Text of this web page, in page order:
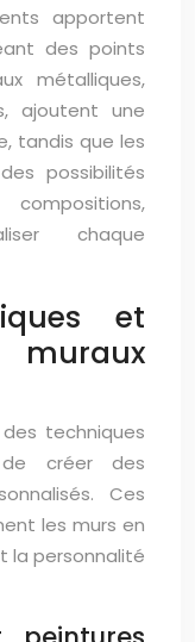
apportent
des points
métalliques,
ajoutent une
tandis que les
possibilités
chaque
et
des techniques
créer des
Ces
les murs en
la personnalité